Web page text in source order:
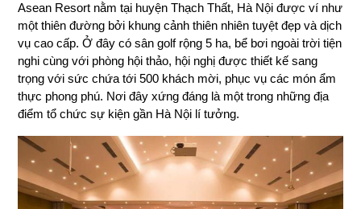
Asean Resort nằm tại huyện Thạch Thất, Hà Nội được ví như
một thiên đường bởi khung cảnh thiên nhiên tuyệt đẹp và dịch
vụ cao cấp. Ở đây có sân golf rộng 5 ha, bể bơi ngoài trời tiện
nghi cùng với phòng hội thảo, hội nghị được thiết kế sang
trọng với sức chứa tới 500 khách mời, phục vụ các món ẩm
thực phong phú. Nơi đây xứng đáng là một trong những địa
điểm tổ chức sự kiện gần Hà Nội lí tưởng.